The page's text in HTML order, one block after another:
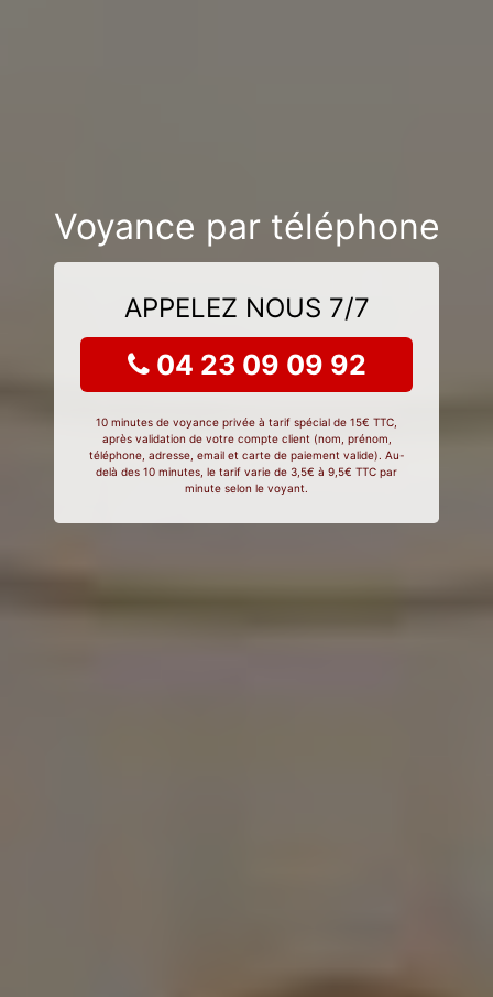
Voyance par téléphone
APPELEZ NOUS 7/7
04 23 09 09 92
10 minutes de voyance privée à tarif spécial de 15€ TTC,
après validation de votre compte client (nom, prénom,
téléphone, adresse, email et carte de paiement valide). Au-
delà des 10 minutes, le tarif varie de 3,5€ à 9,5€ TTC par
minute selon le voyant.